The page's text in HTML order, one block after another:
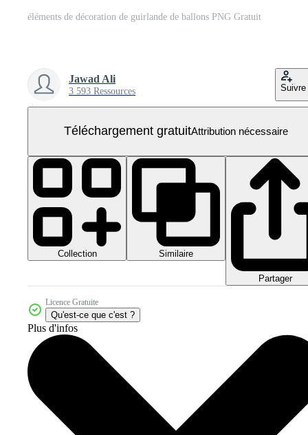
éléments de décoration de guirlande de ballons PNG Gratuit
Jawad Ali
3 593 Ressources Suivre
Téléchargement gratuitAttribution nécessaire
Collection Similaire
Partager
Licence Gratuite
Qu'est-ce que c'est ?
Plus d'infos